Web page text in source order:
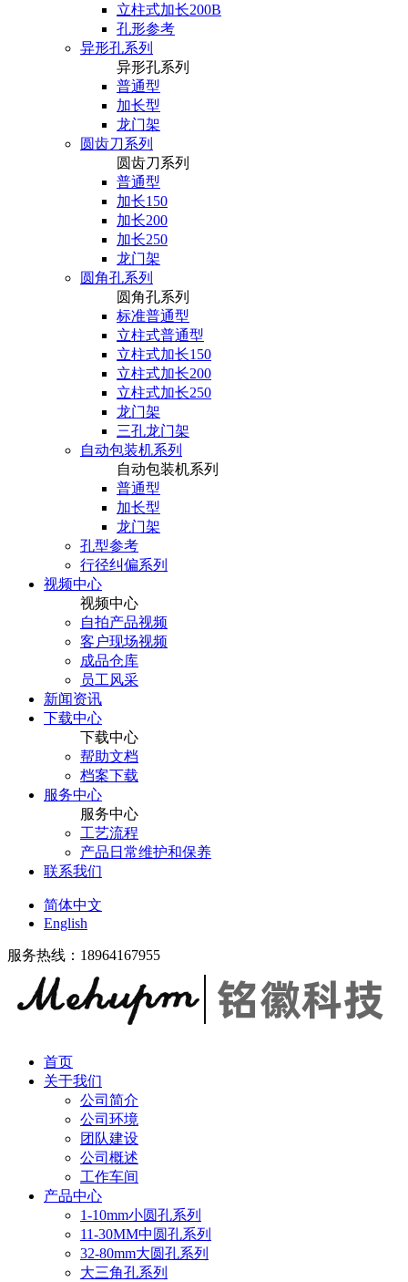
立柱式加长200B
孔形参考
异形孔系列
异形孔系列
普通型
加长型
龙门架
圆齿刀系列
圆齿刀系列
普通型
加长150
加长200
加长250
龙门架
圆角孔系列
圆角孔系列
标准普通型
立柱式普通型
立柱式加长150
立柱式加长200
立柱式加长250
龙门架
三孔龙门架
自动包装机系列
自动包装机系列
普通型
加长型
龙门架
孔型参考
行径纠偏系列
视频中心
视频中心
自拍产品视频
客户现场视频
成品仓库
员工风采
新闻资讯
下载中心
下载中心
帮助文档
档案下载
服务中心
服务中心
工艺流程
产品日常维护和保养
联系我们
简体中文
English
服务热线：18964167955
首页
关于我们
公司简介
公司环境
团队建设
公司概述
工作车间
产品中心
1-10mm小圆孔系列
11-30MM中圆孔系列
32-80mm大圆孔系列
大三角孔系列